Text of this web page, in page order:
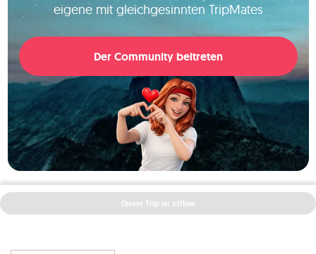
eigene mit gleichgesinnten TripMates
Der Community beitreten
Dieser Trip ist offline